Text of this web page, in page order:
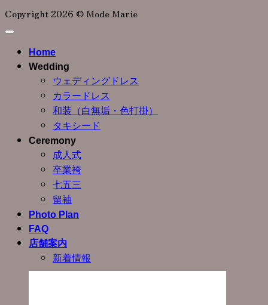
Copyright 2026 © Mode Marie
Home
Wedding
ウェディングドレス
カラードレス
和装（白無垢・色打掛）
タキシード
Ceremony
成人式
卒業袴
七五三
留袖
Photo Plan
FAQ
店舗案内
新着情報